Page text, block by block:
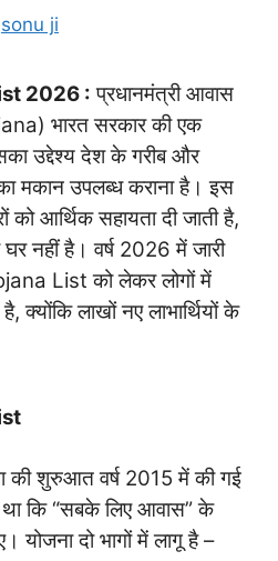
sonu ji
2026 : प्रधानमंत्री आवास
भारत सरकार की एक
उद्देश्य देश के गरीब और
मकान उपलब्ध कराना है। इस
को आर्थिक सहायता दी जाती है,
नहीं है। वर्ष 2026 में जारी
List को लेकर लोगों में
क्योंकि लाखों नए लाभार्थियों के
की शुरुआत वर्ष 2015 में की गई
था कि “सबके लिए आवास” के
योजना दो भागों में लागू है –